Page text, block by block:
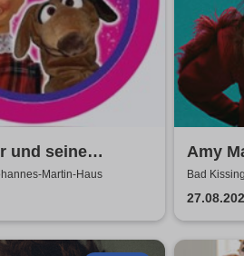
und seine
zu euch!
Martin-Haus
Amy
Bad